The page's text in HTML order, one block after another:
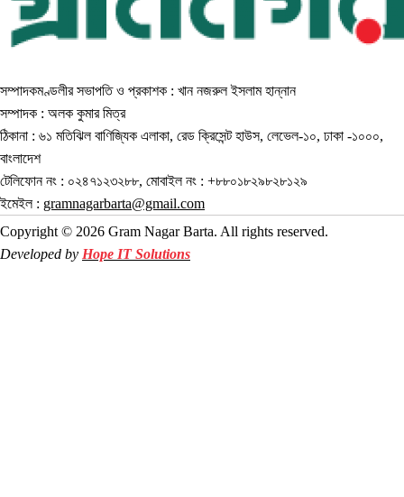
সম্পাদকমণ্ডলীর সভাপতি ও প্রকাশক : খান নজরুল ইসলাম হান্নান
সম্পাদক : অলক কুমার মিত্র
ঠিকানা : ৬১ মতিঝিল বাণিজ্যিক এলাকা, রেড ক্রিসেন্ট হাউস, লেভেল-১০, ঢাকা -১০০০,
বাংলাদেশ
টেলিফোন নং : ০২৪৭১২৩২৮৮, মোবাইল নং : +৮৮০১৮২৯৮২৮১২৯
ইমেইল : gramnagarbarta@gmail.com
Copyright © 2026 Gram Nagar Barta. All rights reserved.
Developed by Hope IT Solutions